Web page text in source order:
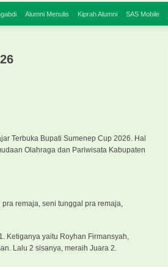
Alumni Menulis Kiprah Alumni SAS Mobile
Terbuka Bupati Sumenep Cup 2026. Hal
Olahraga dan Pariwisata Kabupaten
remaja, seni tunggal pra remaja,
Ketiganya yaitu Royhan Firmansyah,
Lalu 2 sisanya, meraih Juara 2.